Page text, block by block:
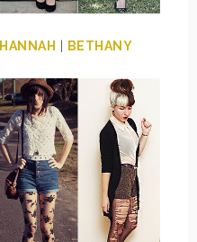
HANNAH BETHANY